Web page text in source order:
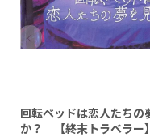
回転ベッドは恋人たちの
か？ 【終末トラベラー】